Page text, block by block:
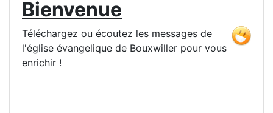
Bienvenue
Téléchargez ou écoutez les messages de
l'église évangelique de Bouxwiller pour vous
enrichir !